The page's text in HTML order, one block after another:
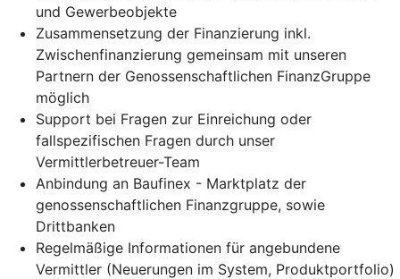
und Gewerbeobjekte
Zusammensetzung der Finanzierung inkl.
Zwischenfinanzierung gemeinsam mit unseren
Partnern der Genossenschaftlichen FinanzGruppe
möglich
Support bei Fragen zur Einreichung oder
fallspezifischen Fragen durch unser
Vermittlerbetreuer-Team
Anbindung an Baufinex - Marktplatz der
genossenschaftlichen Finanzgruppe, sowie
Drittbanken
Regelmäßige Informationen für angebundene
Vermittler (Neuerungen im System, Produktportfolio)